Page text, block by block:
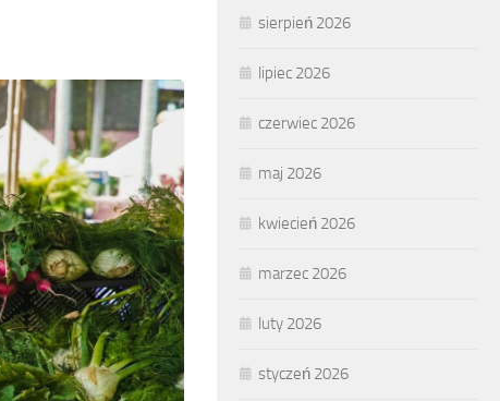
sierpień 2026
lipiec 2026
czerwiec 2026
maj 2026
kwiecień 2026
marzec 2026
luty 2026
styczeń 2026